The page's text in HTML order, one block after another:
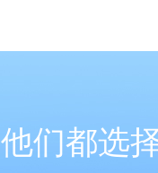
他们都选